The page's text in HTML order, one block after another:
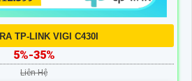
TP-LINK VIGI C430I
5%-35%
Liên Hệ